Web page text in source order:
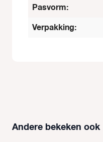
Pasvorm:
Verpakking:
Productgalerij overslaan
Andere bekeken ook